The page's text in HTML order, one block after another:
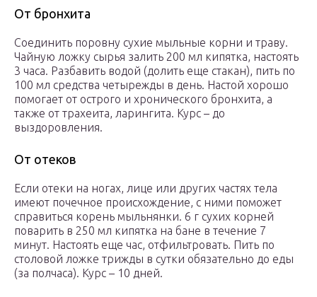
От бронхита
Соединить поровну сухие мыльные корни и траву.
Чайную ложку сырья залить 200 мл кипятка, настоять
3 часа. Разбавить водой (долить еще стакан), пить по
100 мл средства четырежды в день. Настой хорошо
помогает от острого и хронического бронхита, а
также от трахеита, ларингита. Курс – до
выздоровления.
От отеков
Если отеки на ногах, лице или других частях тела
имеют почечное происхождение, с ними поможет
справиться корень мыльнянки. 6 г сухих корней
поварить в 250 мл кипятка на бане в течение 7
минут. Настоять еще час, отфильтровать. Пить по
столовой ложке трижды в сутки обязательно до еды
(за полчаса). Курс – 10 дней.